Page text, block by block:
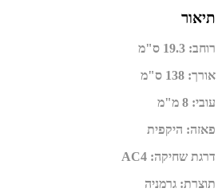
תיאור
רוחב: 19.3 ס"מ
אורך: 138 ס"מ
עובי: 8 מ"מ
פאזה: היקפית
דרגת שחיקה:
AC4
תוצרת: גרמניה